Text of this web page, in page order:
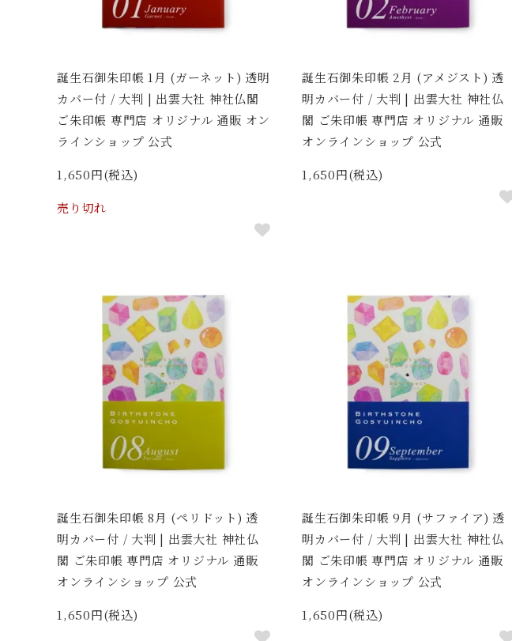
誕生石御朱印帳 1月 (ガーネット) 透明
カバー付 / 大判 | 出雲大社 神社仏閣
ご朱印帳 専門店 オリジナル 通販 オン
ラインショップ 公式
1,650円(税込)
売り切れ
誕生石御朱印帳 2月 (アメジスト) 透
明カバー付 / 大判 | 出雲大社 神社仏
閣 ご朱印帳 専門店 オリジナル 通販
オンラインショップ 公式
1,650円(税込)
誕生石御朱印帳 8月 (ペリドット) 透
明カバー付 / 大判 | 出雲大社 神社仏
閣 ご朱印帳 専門店 オリジナル 通販
オンラインショップ 公式
1,650円(税込)
誕生石御朱印帳 9月 (サファイア) 透
明カバー付 / 大判 | 出雲大社 神社仏
閣 ご朱印帳 専門店 オリジナル 通販
オンラインショップ 公式
1,650円(税込)